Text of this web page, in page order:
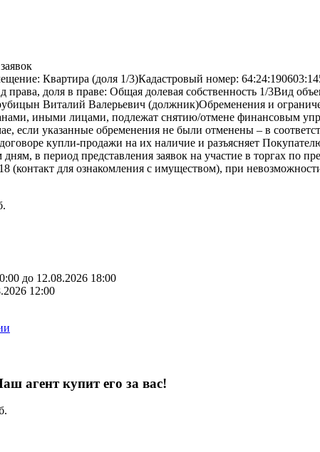
Квартира (доля 1/3)Кадастровый номер:
доля в праве: Общая долевая собственность 1/3Вид
Виталий Валерьевич (должник)Обременения и
иными лицами, подлежат снятию/отмене финансовым
если указанные обременения не были отменены – в
купли-продажи на их наличие и разъясняет
дням, в период представления заявок на участие в торгах по
(контакт для ознакомления с имуществом), при
до 12.08.2026 18:00
12:00
агент купит его за вас!